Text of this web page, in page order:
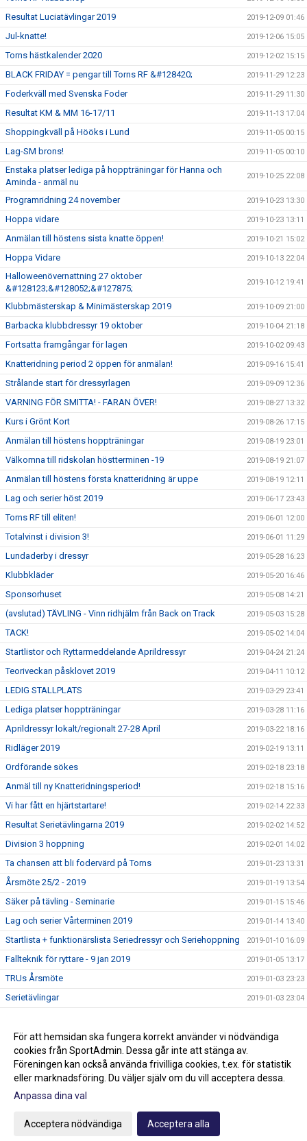
Resultat Luciatävlingar 2019 2019-12-09 01:46
Jul-knatte! 2019-12-06 15:05
Torns hästkalender 2020 2019-12-02 15:15
BLACK FRIDAY = pengar till Torns RF &#128420; 2019-11-29 12:23
Foderkväll med Svenska Foder 2019-11-29 11:30
Resultat KM & MM 16-17/11 2019-11-13 17:04
Shoppingkväll på Hööks i Lund 2019-11-05 00:15
Lag-SM brons! 2019-11-05 00:10
Enstaka platser lediga på hoppträningar för Hanna och
Aminda - anmäl nu
2019-10-25 22:08
Programridning 24 november 2019-10-23 13:30
Hoppa vidare 2019-10-23 13:11
Anmälan till höstens sista knatte öppen! 2019-10-21 15:02
Hoppa Vidare 2019-10-13 22:04
Halloweenövernattning 27 oktober
&#128123;&#128052;&#127875;
2019-10-12 19:41
Klubbmästerskap & Minimästerskap 2019 2019-10-09 21:00
Barbacka klubbdressyr 19 oktober 2019-10-04 21:18
Fortsatta framgångar för lagen 2019-10-02 09:43
Knatteridning period 2 öppen för anmälan! 2019-09-16 15:41
Strålande start för dressyrlagen 2019-09-09 12:36
VARNING FÖR SMITTA! - FARAN ÖVER! 2019-08-27 13:32
Kurs i Grönt Kort 2019-08-26 17:15
Anmälan till höstens hoppträningar 2019-08-19 23:01
Välkomna till ridskolan höstterminen -19 2019-08-19 21:07
Anmälan till höstens första knatteridning är uppe 2019-08-19 12:11
Lag och serier höst 2019 2019-06-17 23:43
Torns RF till eliten! 2019-06-01 12:00
Totalvinst i division 3! 2019-06-01 11:29
Lundaderby i dressyr 2019-05-28 16:23
Klubbkläder 2019-05-20 16:46
Sponsorhuset 2019-05-08 14:21
(avslutad) TÄVLING - Vinn ridhjälm från Back on Track 2019-05-03 15:28
TACK! 2019-05-02 14:04
Startlistor och Ryttarmeddelande Aprildressyr 2019-04-24 21:24
Teoriveckan påsklovet 2019 2019-04-11 10:12
LEDIG STALLPLATS 2019-03-29 23:41
Lediga platser hoppträningar 2019-03-28 11:16
Aprildressyr lokalt/regionalt 27-28 April 2019-03-22 18:16
Ridläger 2019 2019-02-19 13:11
Ordförande sökes 2019-02-18 23:18
Anmäl till ny Knatteridningsperiod! 2019-02-18 15:16
Vi har fått en hjärtstartare! 2019-02-14 22:33
Resultat Serietävlingarna 2019 2019-02-02 14:52
Division 3 hoppning 2019-02-01 14:02
Ta chansen att bli fodervärd på Torns 2019-01-23 13:31
Årsmöte 25/2 - 2019 2019-01-19 13:54
Säker på tävling - Seminarie 2019-01-15 15:46
Lag och serier Vårterminen 2019 2019-01-14 13:40
Startlista + funktionärslista Seriedressyr och Seriehoppning 2019-01-10 16:09
Fallteknik för ryttare - 9 jan 2019 2019-01-05 13:17
TRUs Årsmöte 2019-01-03 23:23
Serietävlingar 2019-01-03 23:04
Ledig stallplats i ponnystallet 2018-12-14 16:43
Klubbmästerskap och Minimästerskap 2018 2018-02-01 13:36
Gå till Webbversion
För att hemsidan ska fungera korrekt använder vi nödvändiga
cookies från SportAdmin. Dessa går inte att stänga av.
Föreningen kan också använda frivilliga cookies, t.ex. för statistik
eller marknadsföring. Du väljer själv om du vill acceptera dessa.
Anpassa dina val
Acceptera nödvändiga Acceptera alla